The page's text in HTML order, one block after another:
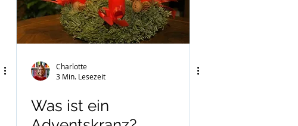
Charlotte
3 Min. Lesezeit
Was ist ein